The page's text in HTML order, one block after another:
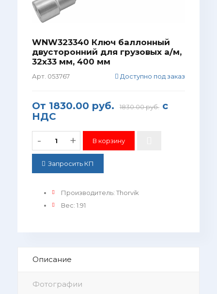
WNW323340 Ключ баллонный
двусторонний для грузовых а/м,
32х33 мм, 400 мм
Арт. 053767 Доступно под заказ
От 1830.00 руб. 1830.00 руб.с
НДС
- +
Запросить КП
Производитель: Thorvik
Вес: 1.91
Описание
Фотографии